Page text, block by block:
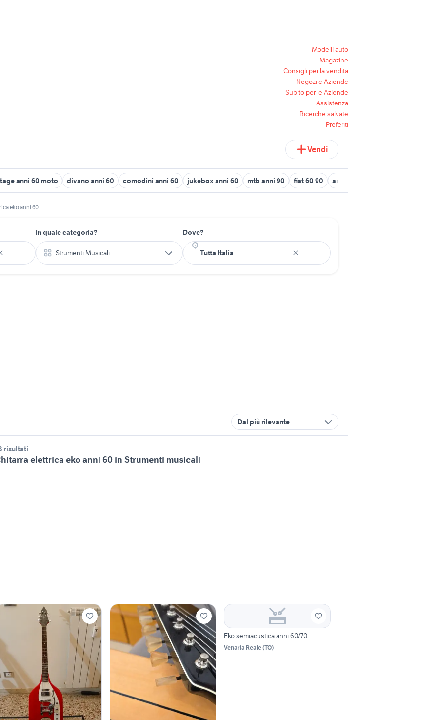
Modelli auto
Magazine
Consigli per la vendita
Negozi e Aziende
Subito per le Aziende
Assistenza
Ricerche salvate
Preferiti
Vendi
anni 60 moto divano anni 60 comodini anni 60 jukebox anni 60 mtb anni 90 fiat 60 90 ami elettrica
eko anni 60
In quale categoria?
Strumenti Musicali
Dove?
Dal più rilevante
risultati
elettrica eko anni 60 in Strumenti musicali
Eko semiacustica anni 60/70
Venaria Reale(TO)